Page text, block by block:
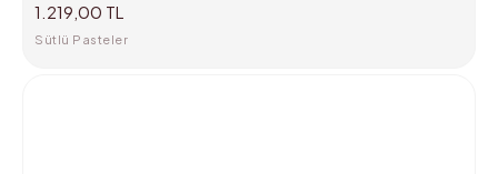
1.219,00 TL
Sütlü Pasteler